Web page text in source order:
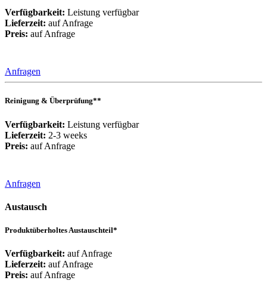
Verfügbarkeit: Leistung verfügbar
Lieferzeit: auf Anfrage
Preis: auf Anfrage
Anfragen
Reinigung & Überprüfung**
Verfügbarkeit: Leistung verfügbar
Lieferzeit: 2-3 weeks
Preis: auf Anfrage
Anfragen
Austausch
Produktüberholtes Austauschteil*
Verfügbarkeit: auf Anfrage
Lieferzeit: auf Anfrage
Preis: auf Anfrage